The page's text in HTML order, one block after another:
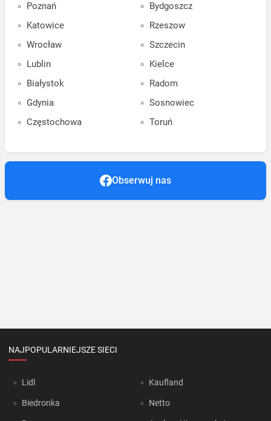
Poznań
Katowice
Wrocław
Lublin
Białystok
Gdynia
Częstochowa
Bydgoszcz
Rzeszow
Szczecin
Kielce
Radom
Sosnowiec
Toruń
Obserwuj nas
NAJPOPULARNIEJSZE SIECI
Lidl
Biedronka
Kaufland
Netto